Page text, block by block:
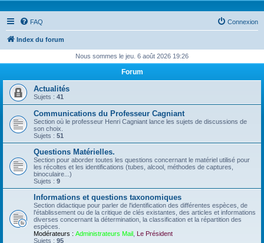
FAQ Connexion
Index du forum
Nous sommes le jeu. 6 août 2026 19:26
Forum
Actualités
Sujets : 41
Communications du Professeur Cagniant
Section où le professeur Henri Cagniant lance les sujets de discussions de
son choix.
Sujets : 51
Questions Matérielles.
Section pour aborder toutes les questions concernant le matériel utilisé pour
les récoltes et les identifications (tubes, alcool, méthodes de captures,
binoculaire...)
Sujets : 9
Informations et questions taxonomiques
Section didactique pour parler de l'identification des différentes espèces, de
l'établissement ou de la critique de clés existantes, des articles et informations
diverses concernant la détermination, la classification et la répartition des
espèces.
Modérateurs : Administrateurs Mail Le Président
Sujets : 95